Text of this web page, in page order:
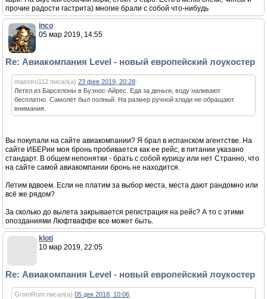
прочие радости гастрита) многие брали с собой что-нибудь
inco
05 мар 2019, 14:55
Re: Авиакомпания Level - новый европейский лоукостер
maestro112 писал(а) 23 фев 2019, 20:28:
Летел из Барселоны в Буэнос-Айрес. Еда за деньги, воду наливают
бесплатно. Самолёт был полный. На размер ручной клади не обращают
внимания.
Вы покупали на сайте авиакомпании? Я брал в испанском агентстве. На
сайте ИБЕРии моя бронь пробивается как ее рейс, в питании указано
стандарт. В общем непонятки - брать с собой курицу или нет Странно, что
на сайте самой авиакомпании бронь не находится.
Летим вдвоем. Если не платим за выбор места, места дают рандомно или
всё же рядом?
За сколько до вылета закрывается регистрация на рейс? А то с этими
опозданиями Люфтваффе все может быть.
kloti
10 мар 2019, 22:05
Re: Авиакомпания Level - новый европейский лоукостер
GromRom писал(а) 05 дек 2018, 10:06: